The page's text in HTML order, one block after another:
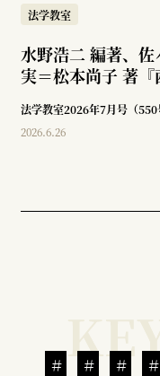
法学教室
水野浩二 編著、
実＝松本尚子 著『
法学教室2026年7月号（550
2026.6.26